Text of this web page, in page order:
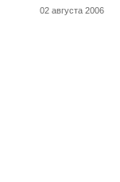
02 августа 2006